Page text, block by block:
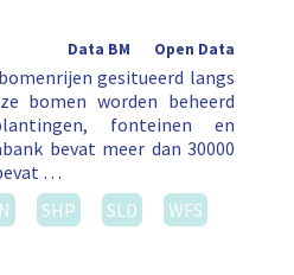
Open Data
Data BM
gesitueerd langs
bomen worden beheerd
fonteinen en
bevat meer dan 30000
…
SHP SLD
WFS